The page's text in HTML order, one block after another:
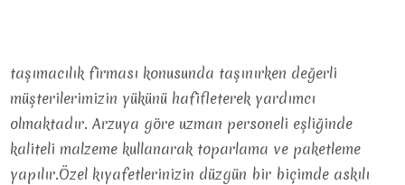
taşımacılık firması konusunda taşınırken değerli
müşterilerimizin yükünü hafifleterek yardımcı
olmaktadır. Arzuya göre uzman personeli eşliğinde
kaliteli malzeme kullanarak toparlama ve paketleme
yapılır.Özel kıyafetlerinizin düzgün bir biçimde askılı